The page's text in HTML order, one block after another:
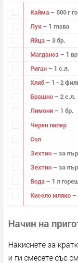
Кайма – 500 г
Лук – 1 глава
Яйца – 3 бр.
Магданоз – 1
Риган – 1 с.л.
Хляб – 1 - 2
Брашно – 2 с.л.
Лимони – 1 бр.
Черен пипер
Сол
Зехтин – за
Зехтин – за
Вода – 1 л
Кисело мляко –
Начин на
Накиснете за
и ги смесете със